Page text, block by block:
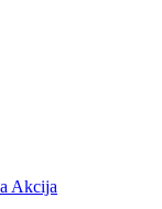
Akcija